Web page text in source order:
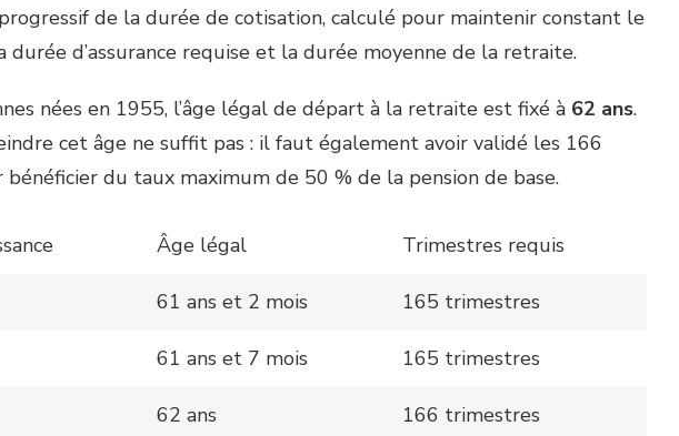
de la durée de cotisation, calculé pour maintenir constant le
d’assurance requise et la durée moyenne de la retraite.
nées en 1955, l’âge légal de départ à la retraite est fixé à 62 ans.
cet âge ne suffit pas : il faut également avoir validé les 166
du taux maximum de 50 % de la pension de base.
Âge légal Trimestres requis
61 ans et 2 mois 165 trimestres
61 ans et 7 mois 165 trimestres
62 ans 166 trimestres